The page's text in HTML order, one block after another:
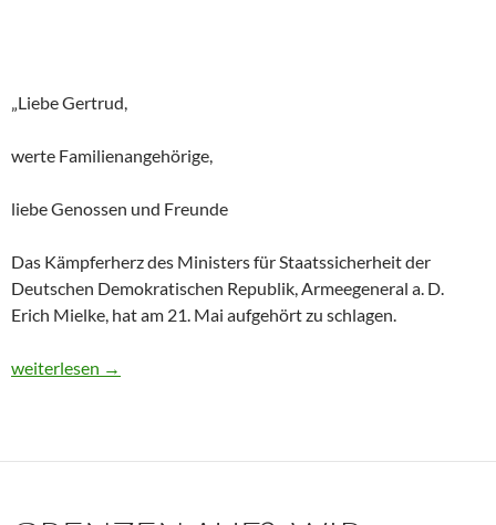
„Liebe Gertrud,
werte Familienangehörige,
liebe Genossen und Freunde
Das Kämpferherz des Ministers für Staatssicherheit der
Deutschen Demokratischen Republik, Armeegeneral a. D.
Erich Mielke, hat am 21. Mai aufgehört zu schlagen.
Historisches Dokument: Die Trauerrede für Erich Mielke (1907-
weiterlesen →